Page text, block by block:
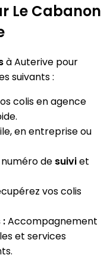
Le Cabanon
à Auterive pour
suivants :
colis en agence
en entreprise ou
de suiviet
vos colis
:Accompagnement
et services